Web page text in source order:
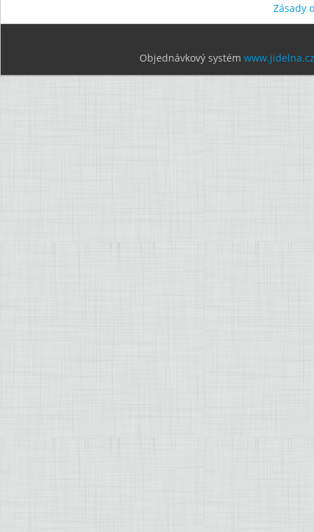
Zásady
Objednávkový systém www.jidelna.cz